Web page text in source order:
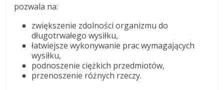
pozwala na:
zwiększenie zdolności organizmu do
długotrwałego wysiłku,
łatwiejsze wykonywanie prac wymagających
wysiłku,
podnoszenie ciężkich przedmiotów,
przenoszenie różnych rzeczy.